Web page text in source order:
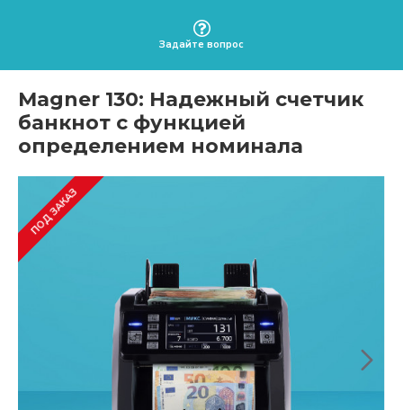
Задайте вопрос
Magner 130: Надежный счетчик
банкнот с функцией
определением номинала
ПОД ЗАКАЗ